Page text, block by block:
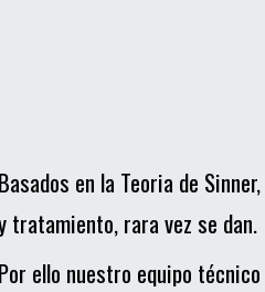
Basados en la Teoria de
tratamiento, rara vez se dan.
Por ello nuestro equipo